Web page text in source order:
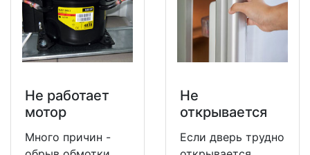
Не работает
мотор
Много причин -
Не
открывается
Если дверь трудно